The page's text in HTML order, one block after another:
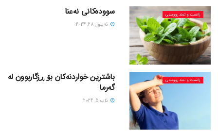
زانست و تەندرووستی سوودەکانی نەعنا
ئه‌یلول 28, 2024
زانست و تەندرووستی
باشترین خواردنەکان بۆ ڕزگاربوون لە
گەرما
ئاب 5, 2024